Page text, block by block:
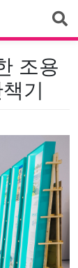
조용
기